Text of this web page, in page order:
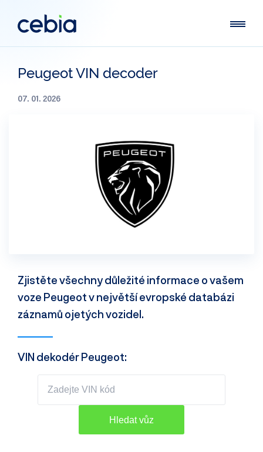
Peugeot VIN decoder
07. 01. 2026
Zjistěte všechny důležité informace o vašem
voze Peugeot v největší evropské databázi
záznamů ojetých vozidel.
VIN dekodér Peugeot: